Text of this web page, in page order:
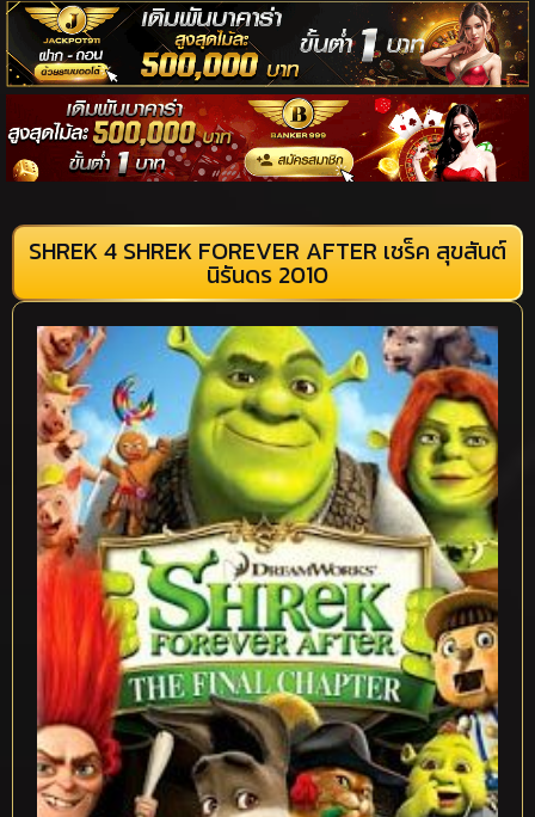
SHREK 4 SHREK FOREVER AFTER เชร็ค สุขสันต์
นิรันดร 2010